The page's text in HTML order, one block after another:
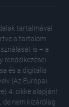
tartalmával
a tartalom
is – a
rendelkezései
és a digitális
(Az Európai
4. cikke alapján!
de nem kizárólag